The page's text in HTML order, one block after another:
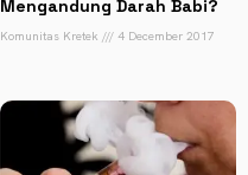
Mengandung Darah Babi?
Komunitas Kretek 4 December 2017